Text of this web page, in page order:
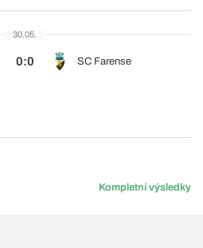
30.05.
0:0 SC Farense
Kompletní výsledky